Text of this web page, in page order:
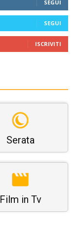
SEGUI
SEGUI
ISCRIVITI
Serata
Film in Tv